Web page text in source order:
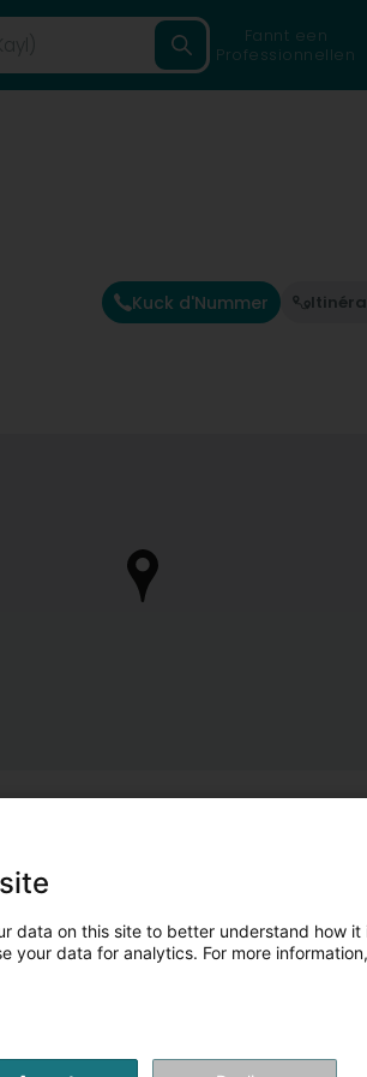
Fannt een
Professionnellen
Kuck d'Nummer
data on this site to better understand how it
your data for analytics. For more